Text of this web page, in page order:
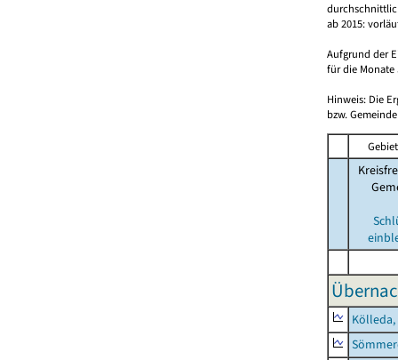
ab 2015:
Aufgrund der
für die Monate
Hinweis: Die
bzw.